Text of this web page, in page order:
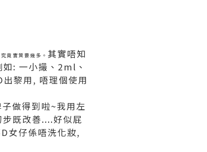
竟實質要幾多。 其實唔知
: 一小撮、2ml、
黎用, 唔理個使用
做得到啦~我用左
既改善....好似屁
女仔係唔洗化妝,